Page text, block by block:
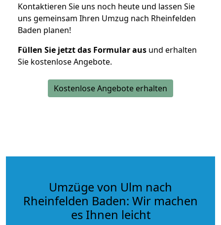
Kontaktieren Sie uns noch heute und lassen Sie
uns gemeinsam Ihren Umzug nach Rheinfelden
Baden planen!
Füllen Sie jetzt das Formular aus und erhalten
Sie kostenlose Angebote.
Kostenlose Angebote erhalten
Umzüge von Ulm nach
Rheinfelden Baden: Wir machen
es Ihnen leicht